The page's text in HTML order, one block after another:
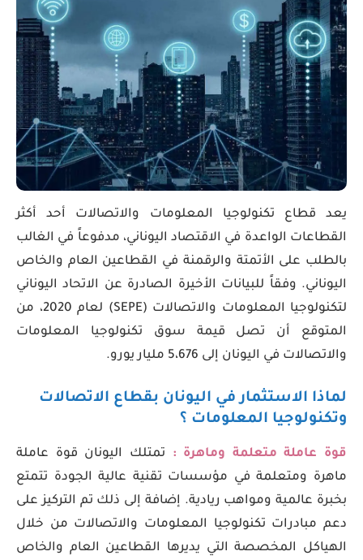
يعد قطاع تكنولوجيا المعلومات والاتصالات أحد أكثر
القطاعات الواعدة في الاقتصاد اليوناني، مدفوعاً في الغالب
بالطلب على الأتمتة والرقمنة في القطاعين العام والخاص
اليوناني. وفقاً للبيانات الأخيرة الصادرة عن الاتحاد اليوناني
لتكنولوجيا المعلومات والاتصالات (SEPE) لعام 2020، من
المتوقع أن تصل قيمة سوق تكنولوجيا المعلومات
والاتصالات في اليونان إلى 5،676 مليار يورو.
لماذا الاستثمار في اليونان بقطاع الاتصالات
وتكنولوجيا المعلومات ؟
قوة عاملة متعلمة وماهرة : تمتلك اليونان قوة عاملة
ماهرة ومتعلمة في مؤسسات تقنية عالية الجودة تتمتع
بخبرة عالمية ومواهب ريادية. إضافة إلى ذلك تم التركيز على
دعم مبادرات تكنولوجيا المعلومات والاتصالات من خلال
الهياكل المخصصة التي يديرها القطاعين العام والخاص